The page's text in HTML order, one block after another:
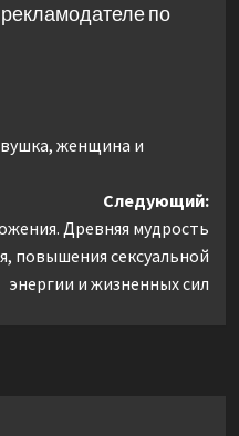
по
женщина и
Следующий:
Древняя мудрость
повышения сексуальной
энергии и жизненных сил